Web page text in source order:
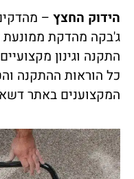
הידוק החצץ –
ג'בקה מהדקת ממונעת
כל הוראות ההתקנה
המקצוענים באתר